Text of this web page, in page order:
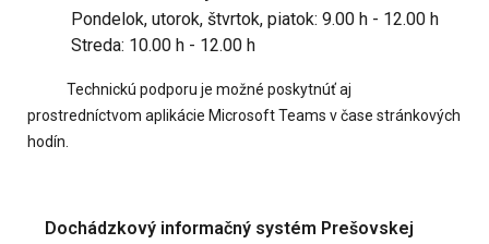
Pondelok, utorok, štvrtok, piatok: 9.00 h - 12.00 h
Streda: 10.00 h - 12.00 h
Technickú podporu je možné poskytnúť aj
prostredníctvom aplikácie Microsoft Teams v čase stránkových
hodín.
Dochádzkový informačný systém Prešovskej